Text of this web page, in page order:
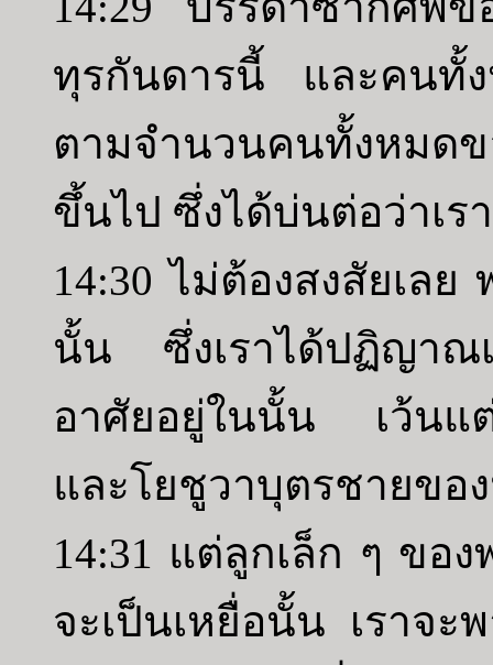
ทุรกันดารนี้ และคนทั้ง
ตามจำนวนคนทั้งหมด
ขึ้นไป ซึ่งได้บ่นต่อว่าเรา
14:30 ไม่ต้องสงสัยเลย
นั้น ซึ่งเราได้ปฏิญาณเ
อาศัยอยู่ในนั้น เว้นแต่
และโยชูวาบุตรชายขอ
14:31 แต่ลูกเล็ก ๆ ของ
จะเป็นเหยื่อนั้น เราจะ